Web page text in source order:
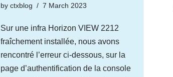
by ctxblog 7 March 2023
Sur une infra Horizon VIEW 2212
fraîchement installée, nous avons
rencontré l’erreur ci-dessous, sur la
page d’authentification de la console